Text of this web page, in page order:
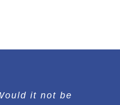
it not be